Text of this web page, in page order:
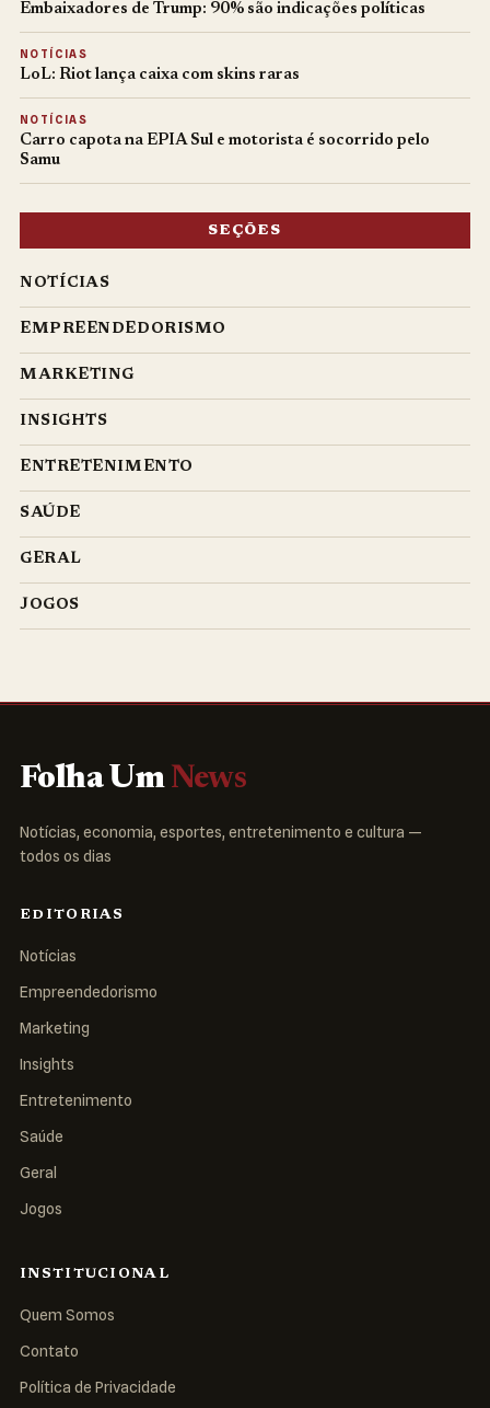
Embaixadores de Trump: 90% são indicações políticas
NOTÍCIAS
LoL: Riot lança caixa com skins raras
NOTÍCIAS
Carro capota na EPIA Sul e motorista é socorrido pelo
Samu
SEÇÕES
NOTÍCIAS
EMPREENDEDORISMO
MARKETING
INSIGHTS
ENTRETENIMENTO
SAÚDE
GERAL
JOGOS
Folha Um News
Notícias, economia, esportes, entretenimento e cultura —
todos os dias
EDITORIAS
Notícias
Empreendedorismo
Marketing
Insights
Entretenimento
Saúde
Geral
Jogos
INSTITUCIONAL
Quem Somos
Contato
Política de Privacidade